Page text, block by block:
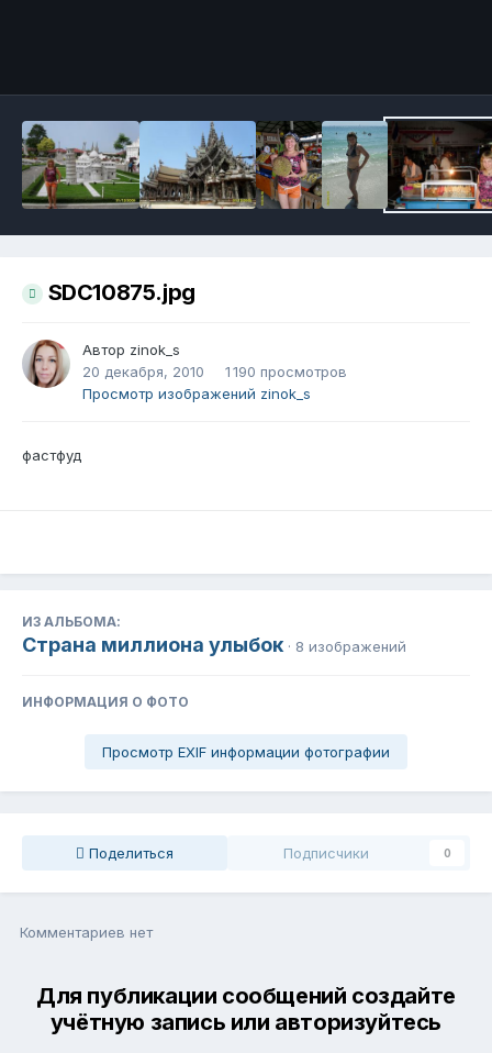
SDC10875.jpg
Автор zinok_s
20 декабря, 2010
1 190 просмотров
Просмотр изображений zinok_s
фастфуд
ИЗ АЛЬБОМА:
Страна миллиона улыбок · 8 изображений
ИНФОРМАЦИЯ О ФОТО
Просмотр EXIF информации фотографии
Поделиться Подписчики 0
Комментариев нет
Для публикации сообщений создайте
учётную запись или авторизуйтесь